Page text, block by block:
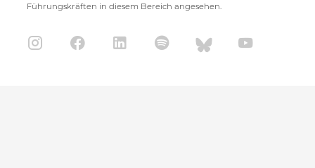
Führungskräften in diesem Bereich angesehen.